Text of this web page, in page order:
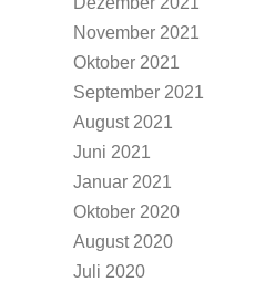
November 2021
Oktober 2021
September 2021
August 2021
Juni 2021
Januar 2021
Oktober 2020
August 2020
Juli 2020